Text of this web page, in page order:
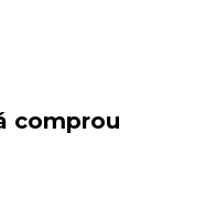
comprou